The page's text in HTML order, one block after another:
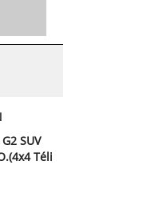
SUV
Téli